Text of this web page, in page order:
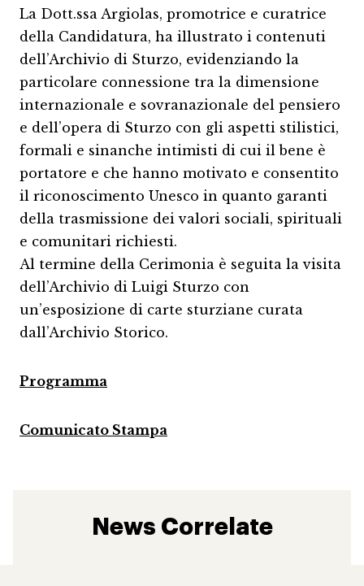
La Dott.ssa Argiolas, promotrice e curatrice
della Candidatura, ha illustrato i contenuti
dell’Archivio di Sturzo, evidenziando la
particolare connessione tra la dimensione
internazionale e sovranazionale del pensiero
e dell’opera di Sturzo con gli aspetti stilistici,
formali e sinanche intimisti di cui il bene è
portatore e che hanno motivato e consentito
il riconoscimento Unesco in quanto garanti
della trasmissione dei valori sociali, spirituali
e comunitari richiesti.
Al termine della Cerimonia è seguita la visita
dell’Archivio di Luigi Sturzo con
un’esposizione di carte sturziane curata
dall’Archivio Storico.
Programma
Comunicato Stampa
News Correlate